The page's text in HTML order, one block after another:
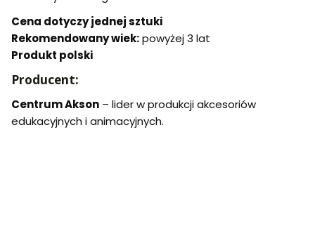
Cena dotyczy jednej sztuki
Rekomendowany wiek:powyżej 3 lat
Produkt polski
Producent:
Centrum Akson – lider w produkcji akcesoriów
edukacyjnych i animacyjnych.